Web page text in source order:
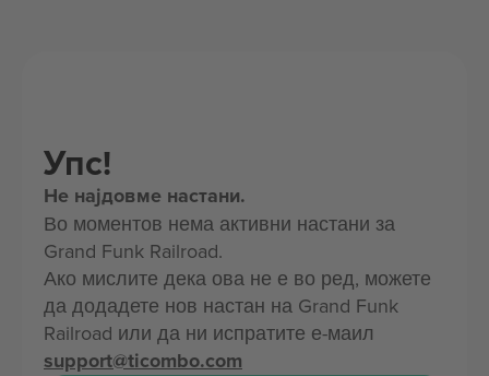
Упс!
Не најдовме настани.
Во моментов нема активни настани за
Grand Funk Railroad.
Ако мислите дека ова не е во ред, можете
да додадете нов настан на Grand Funk
Railroad или да ни испратите е-маил
support@ticombo.com